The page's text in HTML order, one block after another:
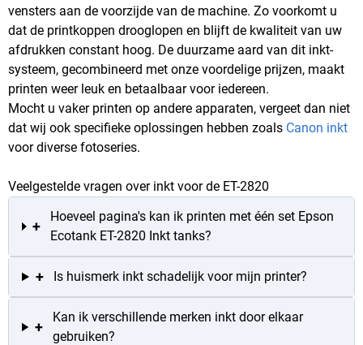
vensters aan de voorzijde van de machine. Zo voorkomt u
dat de printkoppen drooglopen en blijft de kwaliteit van uw
afdrukken constant hoog. De duurzame aard van dit inkt-
systeem, gecombineerd met onze voordelige prijzen, maakt
printen weer leuk en betaalbaar voor iedereen.
Mocht u vaker printen op andere apparaten, vergeet dan niet
dat wij ook specifieke oplossingen hebben zoals Canon inkt
voor diverse fotoseries.
Veelgestelde vragen over inkt voor de ET-2820
+
Hoeveel pagina's kan ik printen met één set Epson
Ecotank ET-2820 Inkt tanks?
+ Is huismerk inkt schadelijk voor mijn printer?
+
Kan ik verschillende merken inkt door elkaar
gebruiken?